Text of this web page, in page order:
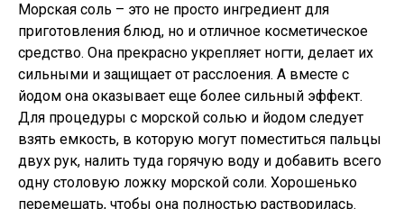
Морская соль – это не просто ингредиент для
приготовления блюд, но и отличное косметическое
средство. Она прекрасно укрепляет ногти, делает их
сильными и защищает от расслоения. А вместе с
йодом она оказывает еще более сильный эффект.
Для процедуры с морской солью и йодом следует
взять емкость, в которую могут поместиться пальцы
двух рук, налить туда горячую воду и добавить всего
одну столовую ложку морской соли. Хорошенько
перемешать, чтобы она полностью растворилась.